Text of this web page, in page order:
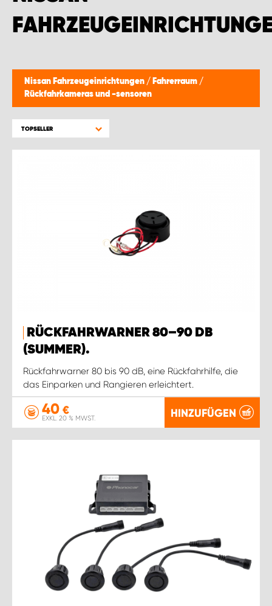
Nissan Fahrzeugeinrichtungen / Fahrerraum /
Rückfahrkameras und -sensoren
TOPSELLER
RÜCKFAHRWARNER 80–90 DB
(SUMMER).
Rückfahrwarner 80 bis 90 dB, eine Rückfahrhilfe, die
das Einparken und Rangieren erleichtert.
40 €
EXKL. 20 % MWST. HINZUFÜGEN
MONTAGEPARTNER WIEN 1230